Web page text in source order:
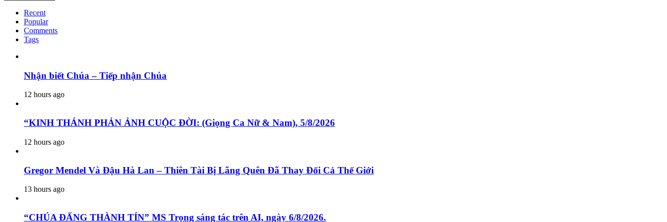
Recent
Popular
Comments
Tags
Nhận biết Chúa – Tiếp nhận Chúa
12 hours ago
“KINH THÁNH PHẢN ẢNH CUỘC ĐỜI: (Giọng Ca Nữ & Nam), 5/8/2026
12 hours ago
Gregor Mendel Và Đậu Hà Lan – Thiên Tài Bị Lãng Quên Đã Thay Đổi Cả Thế Giới
13 hours ago
“CHÚA ĐẤNG THÀNH TÍN” MS Trọng sáng tác trên AI, ngày 6/8/2026.